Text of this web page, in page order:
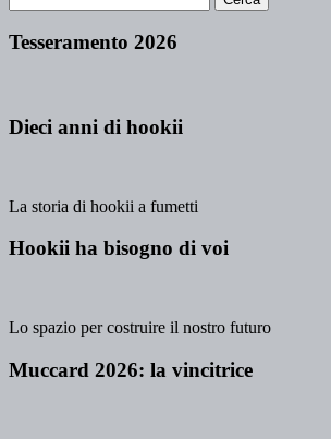
Tesseramento 2026
Dieci anni di hookii
La storia di hookii a fumetti
Hookii ha bisogno di voi
Lo spazio per costruire il nostro futuro
Muccard 2026: la vincitrice